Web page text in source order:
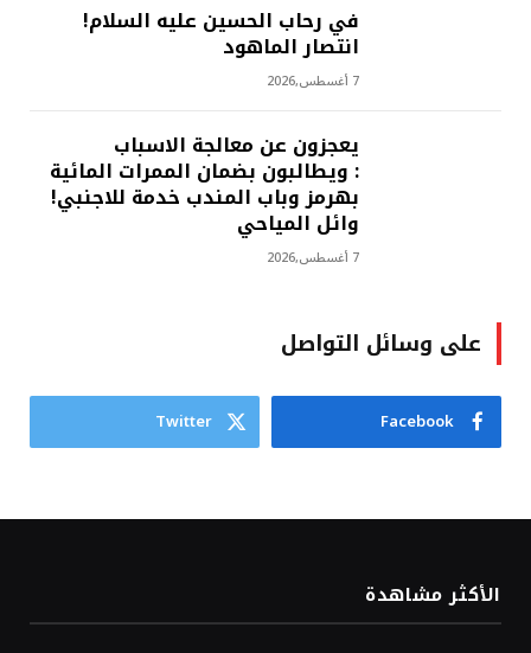
في رحاب الحسين عليه السلام!
انتصار الماهود
7 أغسطس,2026
يعجزون عن معالجة الاسباب
: ويطالبون بضمان الممرات المائية
بهرمز وباب المندب خدمة للاجنبي!
وائل المياحي
7 أغسطس,2026
على وسائل التواصل
Facebook
Twitter
الأكثر مشاهدة